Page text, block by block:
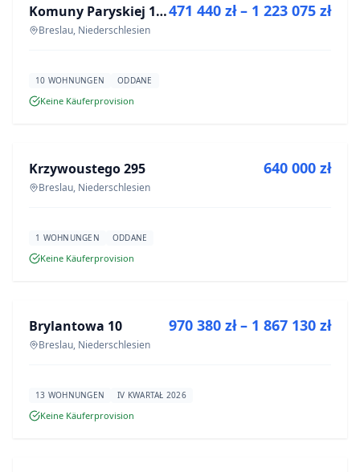
NEUBAU Komuny Paryskiej 19a
Breslau, Niederschlesien
471 440 zł – 1 223 075 zł
10 WOHNUNGEN ODDANE
Keine Käuferprovision
NEUBAU
Krzywoustego 295
Breslau, Niederschlesien
640 000 zł
1 WOHNUNGEN ODDANE
Keine Käuferprovision
NEUBAU
Brylantowa 10
Breslau, Niederschlesien
970 380 zł – 1 867 130 zł
13 WOHNUNGEN IV KWARTAŁ 2026
Keine Käuferprovision